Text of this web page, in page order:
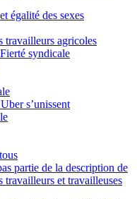
égalité des sexes
agricoles
syndicale
s’unissent
partie de la description de
travailleurs et travailleuses